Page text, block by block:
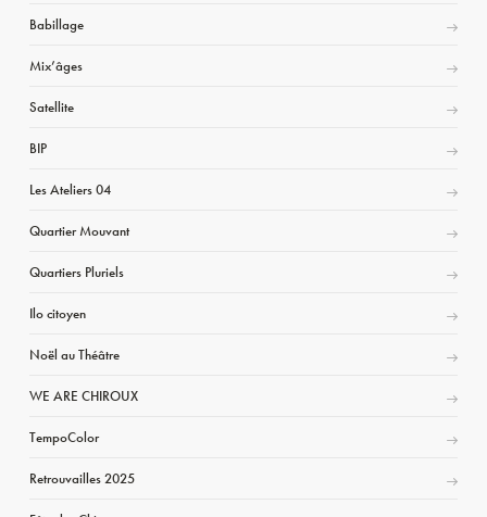
Babillage
Mix’âges
Satellite
BIP
Les Ateliers 04
Quartier Mouvant
Quartiers Pluriels
Ilo citoyen
Noël au Théâtre
WE ARE CHIROUX
TempoColor
Retrouvailles 2025